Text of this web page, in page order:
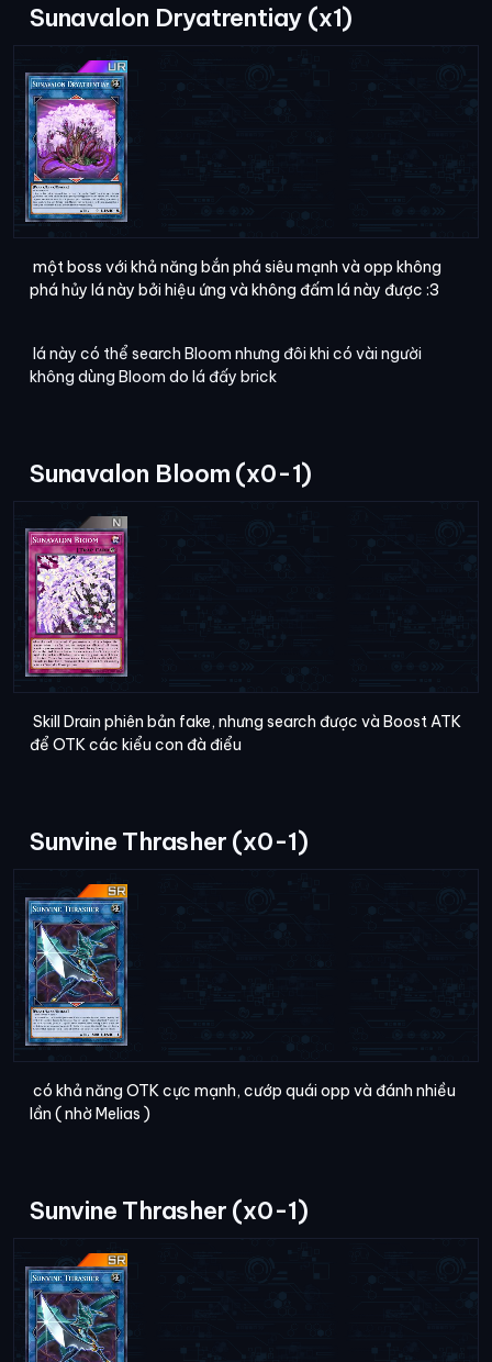
Sunavalon Dryatrentiay (x1)
một boss với khả năng bắn phá siêu mạnh và opp không
phá hủy lá này bởi hiệu ứng và không đấm lá này được :3
lá này có thể search Bloom nhưng đôi khi có vài người
không dùng Bloom do lá đấy brick
Sunavalon Bloom (x0-1)
Skill Drain phiên bản fake, nhưng search được và Boost ATK
để OTK các kiểu con đà điểu
Sunvine Thrasher (x0-1)
có khả năng OTK cực mạnh, cướp quái opp và đánh nhiều
lần ( nhờ Melias )
Sunvine Thrasher (x0-1)